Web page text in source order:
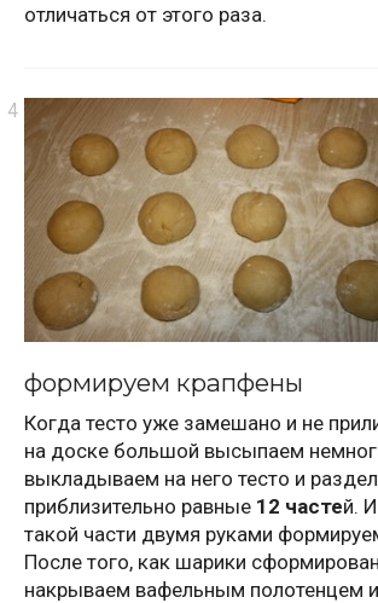
отличаться от этого раза.
формируем крапфены
Когда тесто уже замешано и не
на доске большой высыпаем
выкладываем на него тесто и
приблизительно равные 12 частей.
такой части двумя руками
После того, как шарики
накрываем вафельным полотенцем